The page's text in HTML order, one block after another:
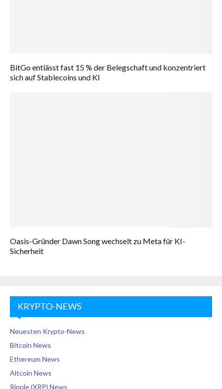
BitGo entlässt fast 15 % der Belegschaft und konzentriert
sich auf Stablecoins und KI
Oasis-Gründer Dawn Song wechselt zu Meta für KI-
Sicherheit
KRYPTO-NEWS
Neuesten Krypto-News
Bitcoin News
Ethereum News
Altcoin News
Ripple (XRP) News